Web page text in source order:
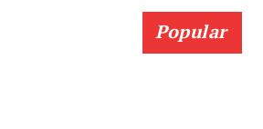
Popular